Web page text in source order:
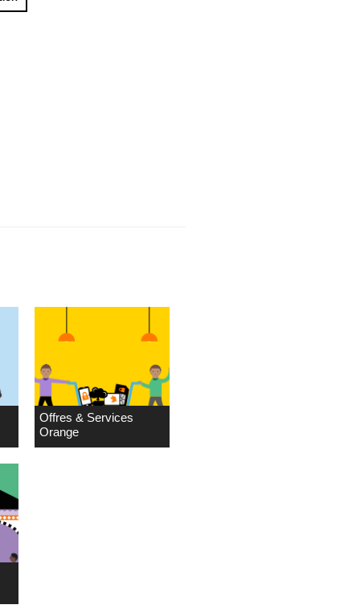
Offres & Services
Orange